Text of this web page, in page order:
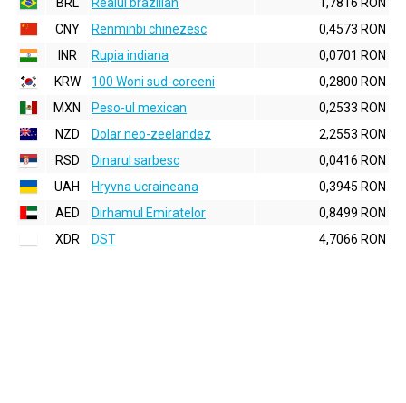
CNY
Renminbi chinezesc
0,4573 RON
INR
Rupia indiana
0,0701 RON
KRW
100 Woni sud-coreeni
0,2800 RON
MXN
Peso-ul mexican
0,2533 RON
NZD
Dolar neo-zeelandez
2,2553 RON
RSD
Dinarul sarbesc
0,0416 RON
UAH
Hryvna ucraineana
0,3945 RON
AED
Dirhamul Emiratelor
0,8499 RON
XDR
DST 4,7066 RON